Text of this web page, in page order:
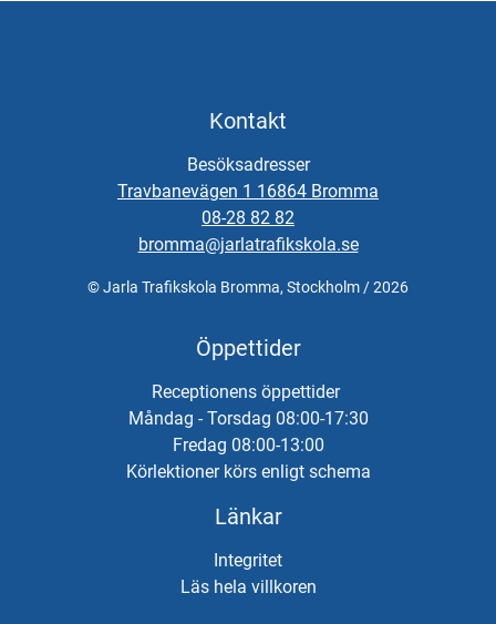
Kontakt
Besöksadresser
Travbanevägen 1 16864 Bromma
08-28 82 82
bromma@jarlatrafikskola.se
© Jarla Trafikskola Bromma, Stockholm / 2026
Öppettider
Receptionens öppettider
Måndag - Torsdag 08:00-17:30
Fredag 08:00-13:00
Körlektioner körs enligt schema
Länkar
Integritet
Läs hela villkoren